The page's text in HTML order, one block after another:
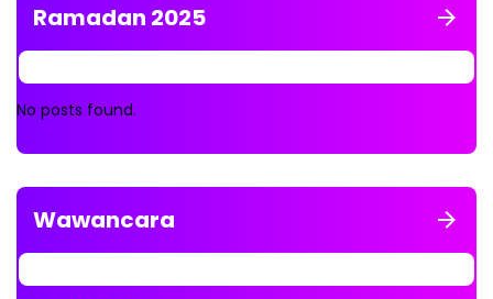
Ramadan 2025
No posts found.
Wawancara